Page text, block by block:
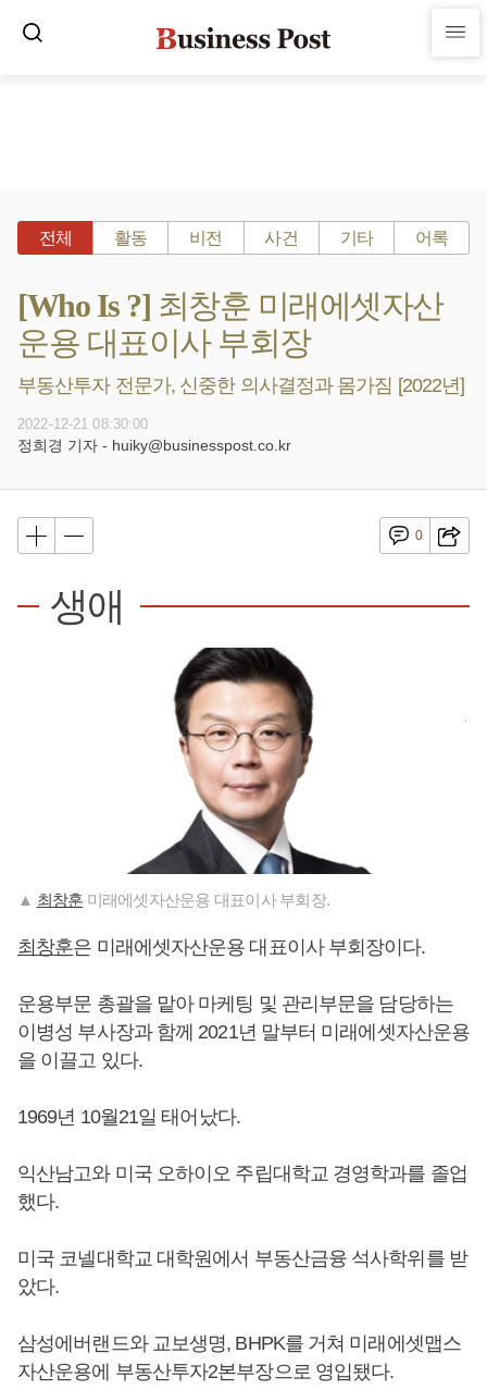
전체 활동 비전 사건 기타 어록
[Who Is ?] 최창훈 미래에셋자산
운용 대표이사 부회장
부동산투자 전문가, 신중한 의사결정과 몸가짐 [2022년]
2022-12-21 08:30:00
정희경 기자 - huiky@businesspost.co.kr
0
생애
▲ 최창훈 미래에셋자산운용 대표이사 부회장.
최창훈은 미래에셋자산운용 대표이사 부회장이다.
운용부문 총괄을 맡아 마케팅 및 관리부문을 담당하는
이병성 부사장과 함께 2021년 말부터 미래에셋자산운용
을 이끌고 있다.
1969년 10월21일 태어났다.
익산남고와 미국 오하이오 주립대학교 경영학과를 졸업
했다.
미국 코넬대학교 대학원에서 부동산금융 석사학위를 받
았다.
삼성에버랜드와 교보생명, BHPK를 거쳐 미래에셋맵스
자산운용에 부동산투자2본부장으로 영입됐다.